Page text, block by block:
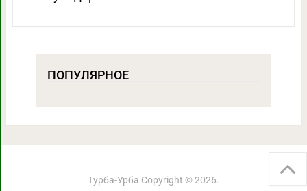
ПОПУЛЯРНОЕ
Турба-Урба Copyright © 2026.